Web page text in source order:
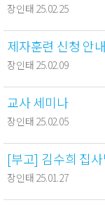
장인태 25.02.25
제자훈련 신청 안내
장인태 25.02.09
교사 세미나
장인태 25.02.05
[부고] 김수희 집
장인태 25.01.27